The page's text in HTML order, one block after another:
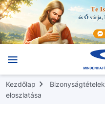
Kezdőlap Bizonyságtételek
eloszlatása